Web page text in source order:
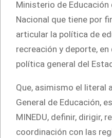
Ministerio de Educación
Nacional que tiene por
articular la política de
recreación y deporte,
política general del
Que, asimismo el literal
General de Educación,
MINEDU, definir, dirigir,
coordinación con las